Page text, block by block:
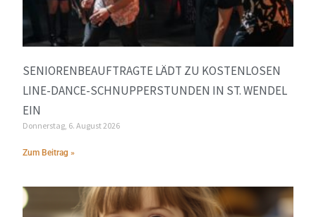
SENIORENBEAUFTRAGTE LÄDT ZU KOSTENLOSEN
LINE-DANCE-SCHNUPPERSTUNDEN IN ST. WENDEL
EIN
Donnerstag, 6. August 2026
Zum Beitrag »